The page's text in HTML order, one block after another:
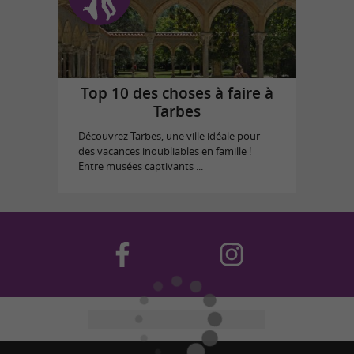
Top 10 des choses à faire à
Tarbes
Découvrez Tarbes, une ville idéale pour
des vacances inoubliables en famille !
Entre musées captivants ...